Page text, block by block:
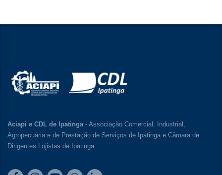
Aciapi e CDL de Ipatinga- Associação Comercial, Industrial,
Agropecuária e de Prestação de Serviços de Ipatinga e Câmara de
Dirigentes Lojistas de Ipatinga